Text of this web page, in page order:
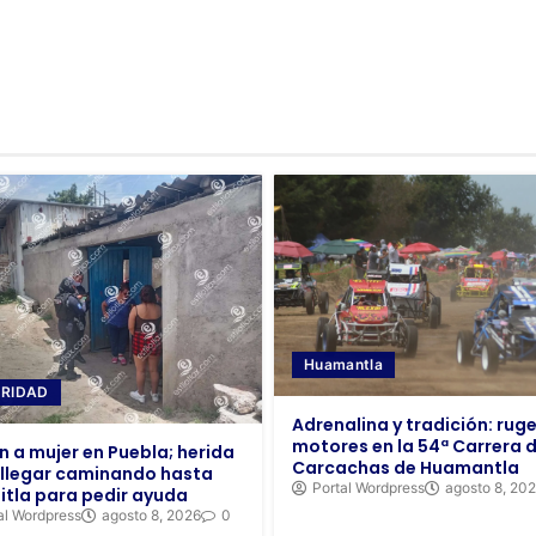
a mujer en Puebla; herida
caminando hasta
para pedir ayuda
Wordpress agosto 8, 2026 0
Huamantla
Adrenalina y tradición:
motores en la 54ª Carrera
Carcachas de Huamantla
Portal Wordpress agosto 8,